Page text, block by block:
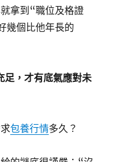
拿到“職位及格證
幾個比他年長的
足，才有底氣應對未
包養行情多久？